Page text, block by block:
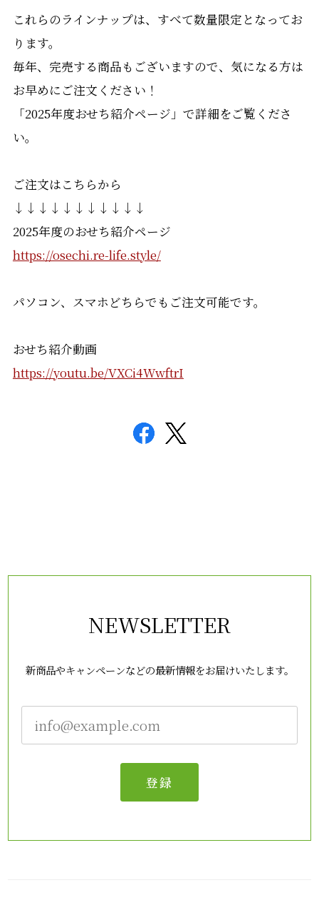
これらのラインナップは、すべて数量限定となってお
ります。
毎年、完売する商品もございますので、気になる方は
お早めにご注文ください！
「2025年度おせち紹介ページ」で詳細をご覧くださ
い。
ご注文はこちらから
↓↓↓↓↓↓↓↓↓↓↓
2025年度のおせち紹介ページ
https://osechi.re-life.style/
パソコン、スマホどちらでもご注文可能です。
おせち紹介動画
https://youtu.be/VXCi4WwftrI
NEWSLETTER
新商品やキャンペーンなどの最新情報をお届けいたします。
登録